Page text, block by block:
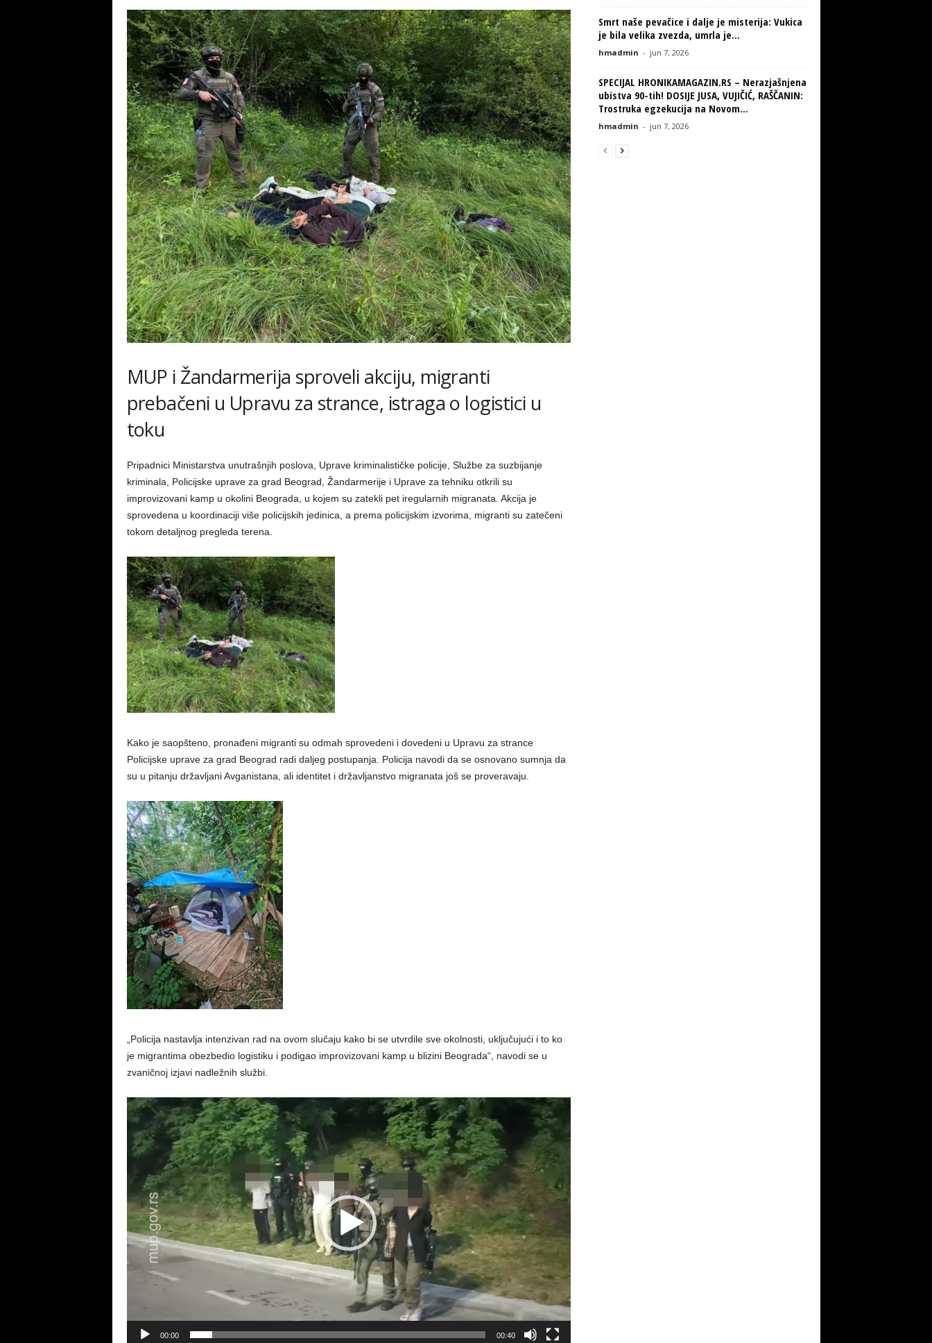
MUP i Žandarmerija sproveli akciju, migranti
prebačeni u Upravu za strance, istraga o logistici u
toku
Pripadnici Ministarstva unutrašnjih poslova, Uprave kriminalističke policije, Službe za suzbijanje
kriminala, Policijske uprave za grad Beograd, Žandarmerije i Uprave za tehniku otkrili su
improvizovani kamp u okolini Beograda, u kojem su zatekli pet iregularnih migranata. Akcija je
sprovedena u koordinaciji više policijskih jedinica, a prema policijskim izvorima, migranti su zatečeni
tokom detaljnog pregleda terena.
Kako je saopšteno, pronađeni migranti su odmah sprovedeni i dovedeni u Upravu za strance
Policijske uprave za grad Beograd radi daljeg postupanja. Policija navodi da se osnovano sumnja da
su u pitanju državljani Avganistana, ali identitet i državljanstvo migranata još se proveravaju.
„Policija nastavlja intenzivan rad na ovom slučaju kako bi se utvrdile sve okolnosti, uključujući i to ko
je migrantima obezbedio logistiku i podigao improvizovani kamp u blizini Beograda“, navodi se u
zvaničnoj izjavi nadležnih službi.
Pregledač
video
zapisa
00:00 00:40
Smrt naše pevačice i dalje je misterija: Vukica
je bila velika zvezda, umrla je...
hmadmin - jun 7, 2026
SPECIJAL HRONIKAMAGAZIN.RS – Nerazjašnjena
ubistva 90-tih! DOSIJE JUSA, VUJIČIĆ, RAŠČANIN:
Trostruka egzekucija na Novom...
hmadmin - jun 7, 2026